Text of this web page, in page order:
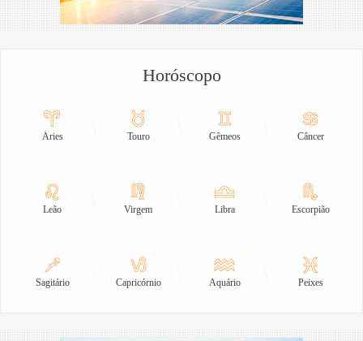
Horóscopo
Áries Touro Gêmeos Câncer
Leão Virgem Libra Escorpião
Sagitário Capricórnio Aquário Peixes